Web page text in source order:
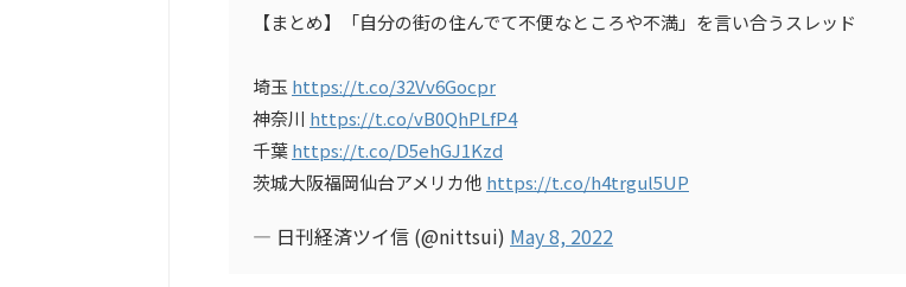
【まとめ】「自分の街の住んでて不便なところや不満」を言い合うスレッド
埼玉 https://t.co/32Vv6Gocpr
神奈川 https://t.co/vB0QhPLfP4
千葉https://t.co/D5ehGJ1Kzd
茨城大阪福岡仙台アメリカ他 https://t.co/h4trgul5UP
— 日刊経済ツイ信 (@nittsui) May 8, 2022